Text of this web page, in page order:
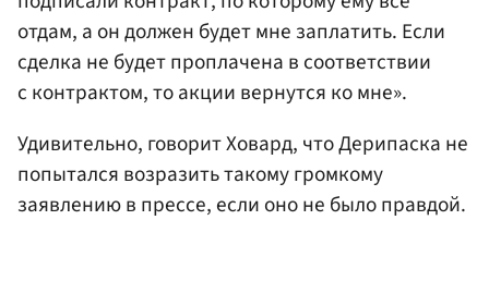
отдам, а он должен будет мне заплатить. Если
сделка не будет проплачена в соответствии
с контрактом, то акции вернутся ко мне».
Удивительно, говорит Ховард, что Дерипаска не
попытался возразить такому громкому
заявлению в прессе, если оно не было правдой.